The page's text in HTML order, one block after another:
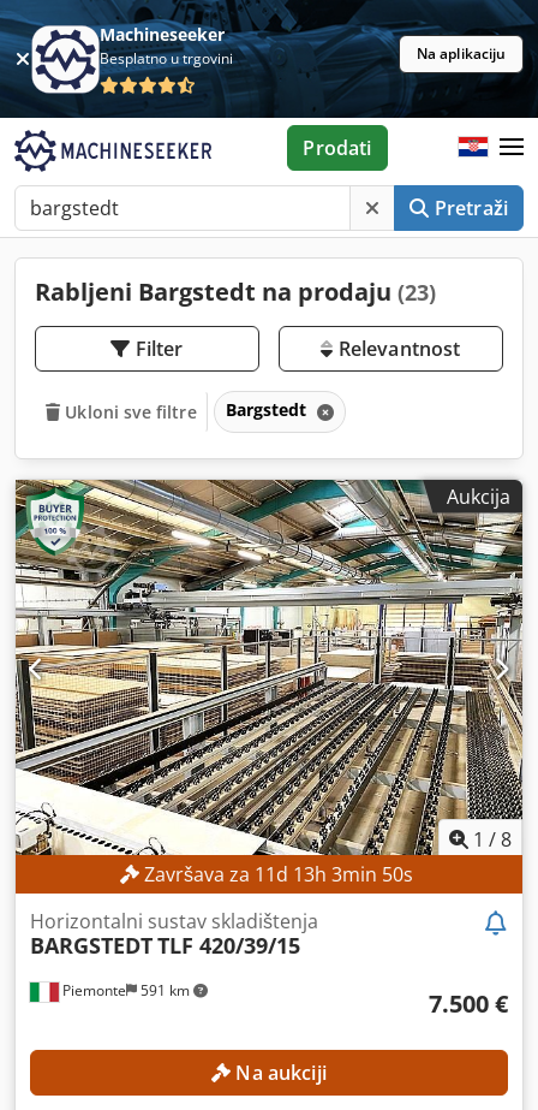
Machineseeker
Besplatno u trgovini Na aplikaciju
Pretraži
Prodati
Rabljeni Bargstedt na prodaju (23)
Filter Relevantnost
Ukloni sve filtre Bargstedt
Aukcija
1 /8
Završava za 11d 13h 3min 48s
Piemonte 591 km
Horizontalni sustav skladištenja
BARGSTEDTTLF 420/39/15
7.500 €
Na aukciji